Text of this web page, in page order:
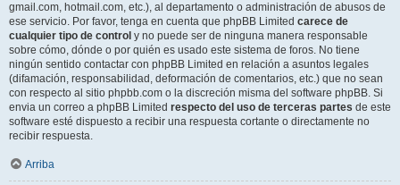
gmail.com, hotmail.com, etc.), al departamento o administración de abusos de
ese servicio. Por favor, tenga en cuenta que phpBB Limited carece de
cualquier tipo de control y no puede ser de ninguna manera responsable
sobre cómo, dónde o por quién es usado este sistema de foros. No tiene
ningún sentido contactar con phpBB Limited en relación a asuntos legales
(difamación, responsabilidad, deformación de comentarios, etc.) que no sean
con respecto al sitio phpbb.com o la discreción misma del software phpBB. Si
envia un correo a phpBB Limited respecto del uso de terceras partes de este
software esté dispuesto a recibir una respuesta cortante o directamente no
recibir respuesta.
Arriba